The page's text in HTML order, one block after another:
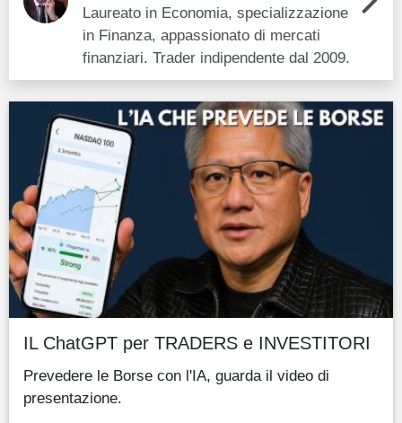
Laureato in Economia, specializzazione
in Finanza, appassionato di mercati
finanziari. Trader indipendente dal 2009.
IL ChatGPT per TRADERS e INVESTITORI
Prevedere le Borse con l'IA, guarda il video di
presentazione.